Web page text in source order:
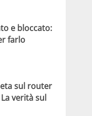
e bloccato:
farlo
sul router
verità sul